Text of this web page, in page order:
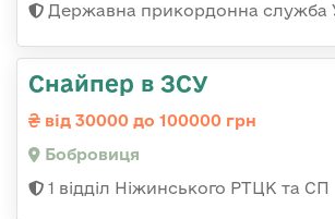
Державна прикордонна служба
Снайпер в ЗСУ
від 30000 до 100000 грн
Бобровиця
1 відділ Ніжинського РТЦК та СП